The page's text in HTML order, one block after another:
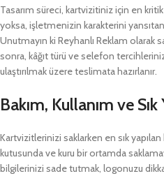
Tasarım süreci, kartvizitiniz için en
yoksa, işletmenizin karakterini
Unutmayın ki Reyhanlı Reklam
sonra, kâğıt türü ve selefon
ulaştırılmak üzere teslimata hazırlanır.
Bakım, Kullanım ve
Kartvizitlerinizi saklarken en sık
kutusunda ve kuru bir ortamda
bilgilerinizi sade tutmak, logonuzu